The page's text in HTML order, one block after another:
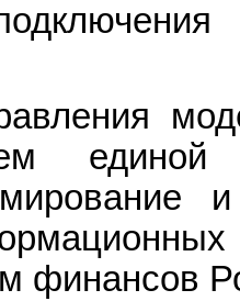
финансов